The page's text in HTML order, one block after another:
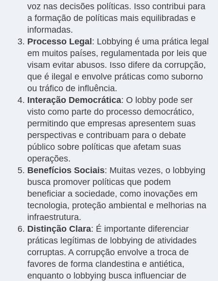
voz nas decisões políticas. Isso contribui para
a formação de políticas mais equilibradas e
informadas.
Processo Legal: Lobbying é uma prática legal
em muitos países, regulamentada por leis que
visam evitar abusos. Isso difere da corrupção,
que é ilegal e envolve práticas como suborno
ou tráfico de influência.
Interação Democrática: O lobby pode ser
visto como parte do processo democrático,
permitindo que empresas apresentem suas
perspectivas e contribuam para o debate
público sobre políticas que afetam suas
operações.
Benefícios Sociais: Muitas vezes, o lobbying
busca promover políticas que podem
beneficiar a sociedade, como inovações em
tecnologia, proteção ambiental e melhorias na
infraestrutura.
Distinção Clara: É importante diferenciar
práticas legítimas de lobbying de atividades
corruptas. A corrupção envolve a troca de
favores de forma clandestina e antiética,
enquanto o lobbying busca influenciar de